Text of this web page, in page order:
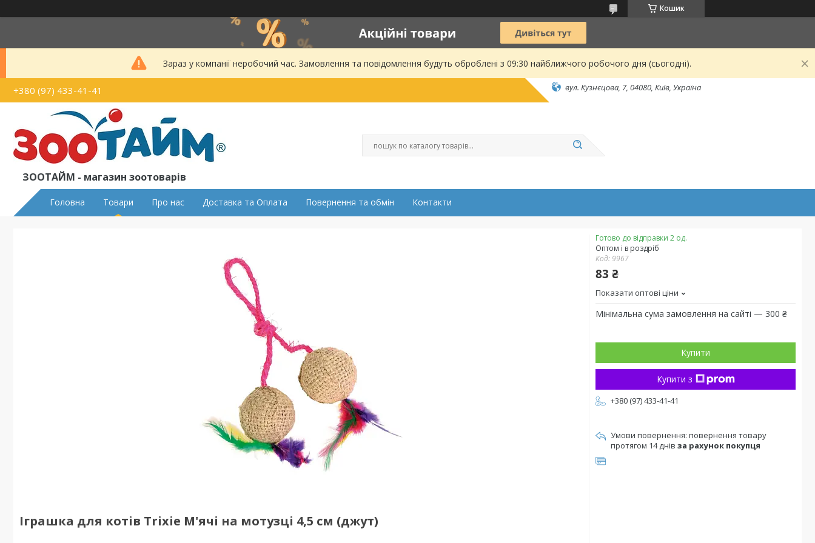
Кошик
Зараз у компанії неробочий час. Замовлення та повідомлення будуть оброблені з 09:30 найближчого робочого дня (сьогодні).
+380 (97) 433-41-41 вул. Кузнєцова, 7, 04080, Київ, Україна
ЗООТАЙМ - магазин зоотоварів
Головна Товари Про нас Доставка та Оплата Повернення та обмін Контакти
Іграшка для котів Trixie М'ячі на мотузці 4,5 см (джут)
Готово до відправки 2 од.
Оптом і в роздріб
Код:9967
83 ₴
Показати оптові ціни
Мінімальна сума замовлення на сайті — 300 ₴
Купити
Купити з
+380 (97) 433-41-41
повернення товару
протягом 14 днів за рахунок покупця